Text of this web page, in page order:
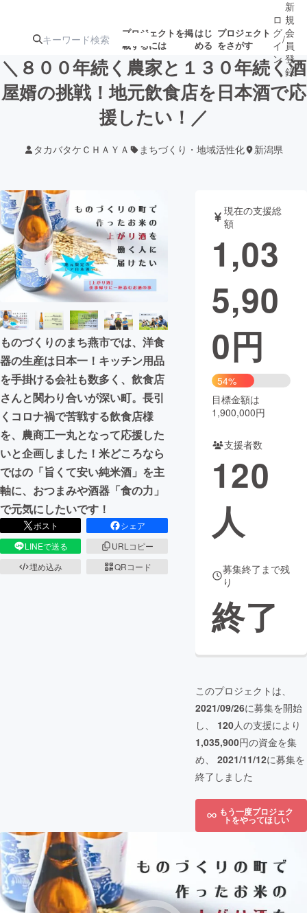
プロジェクトを掲
載するには
はじ
める
プロジェクト
をさがす
注目の新着プロ 募集終了が近いプ
ロジェクト
テクノロジー・ガジェット
映像・映画 書籍・雑誌
ビジネス・起業 チャレンジ
まちづくり・地域活性化
CAMPFIRE for Social Good
CAMPFIRE Creation
CAMPFIREふるさと納税machi-ya コミュニティ
ロ
グ
イ
ン
/
新
規
会
員
登
録
＼８００年続く農家と１３０年続く酒
屋婿の挑戦！地元飲食店を日本酒で応
援したい！／
タカバタケＣＨＡＹＡ まちづくり・地域活性化 新潟県
ものづくりのまち燕市では、洋食
器の生産は日本一！キッチン用品
を手掛ける会社も数多く、飲食店
さんと関わり合いが深い町。長引
くコロナ禍で苦戦する飲食店様
を、農商工一丸となって応援した
いと企画しました！米どころなら
ではの「旨くて安い純米酒」を主
軸に、おつまみや酒器「食の力」
で元気にしたいです！
ポスト
シェア
LINEで送る
URLコピー
埋め込み
QRコード
現在の支援総
額
1,03
5,90
0円
54%
目標金額は
1,900,000円
支援者数
120
人
募集終了まで残
り
終了
このプロジェクトは、
2021/09/26に募集を開始
し、 120人の支援により
1,035,900円の資金を集
め、 2021/11/12に募集を
終了しました
もう一度プロジェク
トをやってほしい